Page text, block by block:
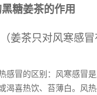
糖姜茶的作用
姜茶只对风寒感
感冒的区别：风寒感冒
渴喜热饮、苔薄白。风